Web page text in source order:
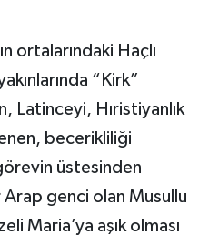
ortalarındaki Haçlı
“Kirk”
Latinceyi, Hıristiyanlık
becerikliliği
üstesinden
Arap genci olan Musullu
Maria’ya aşık olması